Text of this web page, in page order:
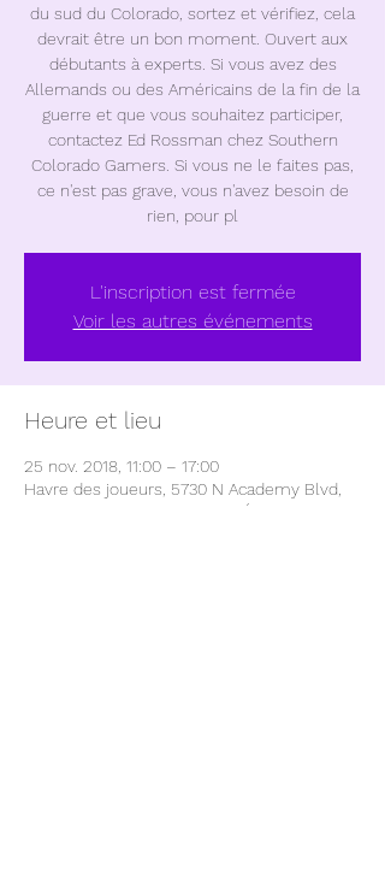
du sud du Colorado, sortez et vérifiez, cela
devrait être un bon moment. Ouvert aux
débutants à experts. Si vous avez des
Allemands ou des Américains de la fin de la
guerre et que vous souhaitez participer,
contactez Ed Rossman chez Southern
Colorado Gamers. Si vous ne le faites pas,
ce n'est pas grave, vous n'avez besoin de
rien, pour pl
L'inscription est fermée
Voir les autres événements
Heure et lieu
25 nov. 2018, 11:00 – 17:00
Havre des joueurs, 5730 N Academy Blvd,
Colorado Springs, CO 80918, États-Unis